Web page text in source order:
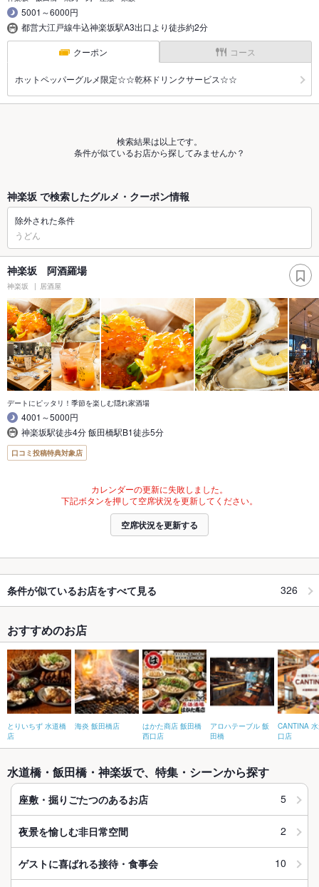
5001～6000円
都営大江戸線牛込神楽坂駅A3出口より徒歩約2分
クーポン コース
ホットペッパーグルメ限定☆☆乾杯ドリンクサービス☆☆
検索結果は以上です。
条件が似ているお店から探してみませんか？
神楽坂 で検索したグルメ・クーポン情報
除外された条件
うどん
神楽坂 阿酒羅場
神楽坂 居酒屋
デートにピッタリ！季節を楽しむ隠れ家酒場
4001～5000円
神楽坂駅徒歩4分 飯田橋駅B1徒歩5分
口コミ投稿特典対象店
カレンダーの更新に失敗しました。
下記ボタンを押して空席状況を更新してください。
空席状況を更新する
条件が似ているお店をすべて見る 326
おすすめのお店
とりいちず 水道橋
店
海炎 飯田橋店
はかた商店 飯田橋
西口店
アロハテーブル 飯
田橋
CANTINA
口店
水道橋・飯田橋・神楽坂で、特集・シーンから探す
座敷・掘りごたつのあるお店 5
夜景を愉しむ非日常空間 2
ゲストに喜ばれる接待・食事会 10